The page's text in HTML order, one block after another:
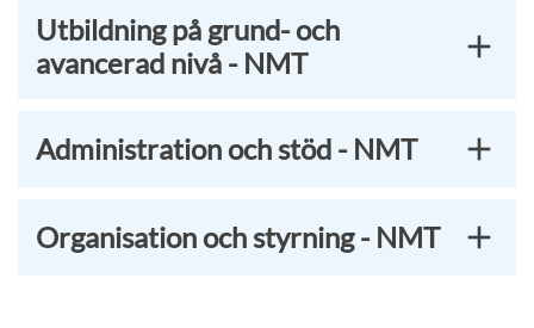
Utbildning på grund- och
avancerad nivå - NMT
Administration och stöd - NMT
Organisation och styrning - NMT